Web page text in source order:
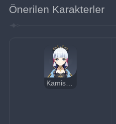
Önerilen Karakterler
Kamisato Ayaka